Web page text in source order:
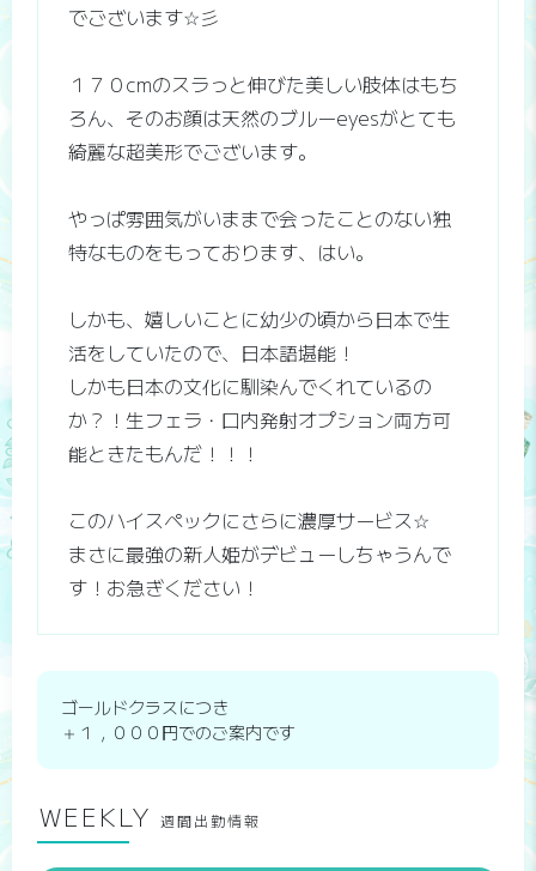
でございます☆彡
１７０cmのスラっと伸びた美しい肢体はもち
ろん、そのお顔は天然のブルーeyesがとても
綺麗な超美形でございます。
やっぱ雰囲気がいままで会ったことのない独
特なものをもっております、はい。
しかも、嬉しいことに幼少の頃から日本で生
活をしていたので、日本語堪能！
しかも日本の文化に馴染んでくれているの
か？！生フェラ・口内発射オプション両方可
能ときたもんだ！！！
このハイスペックにさらに濃厚サービス☆
まさに最強の新人姫がデビューしちゃうんで
す！お急ぎください！
ゴールドクラスにつき
＋１，０００円での​ご案内です
WEEKLY 週間出勤情報